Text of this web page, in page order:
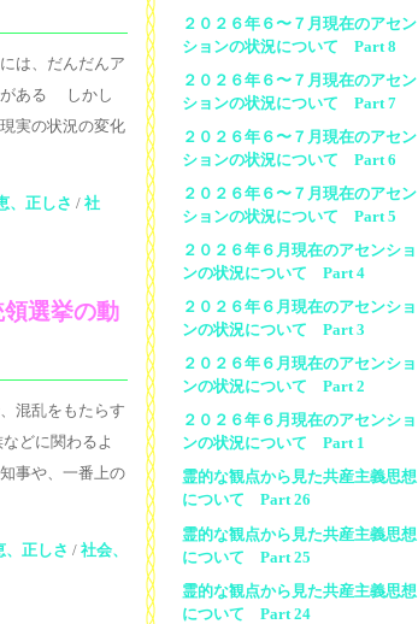
は、だんだんア
がある しかし
実の状況の変化
、正しさ / 社
選挙の動
混乱をもたらす
どに関わるよ
事や、一番上の
、正しさ / 社会、
２０２６年６〜７月現在のアセン
ションの状況について Part 8
２０２６年６〜７月現在のアセン
ションの状況について Part 7
２０２６年６〜７月現在のアセン
ションの状況について Part 6
２０２６年６〜７月現在のアセン
ションの状況について Part 5
２０２６年６月現在のアセンショ
ンの状況について Part 4
２０２６年６月現在のアセンショ
ンの状況について Part 3
２０２６年６月現在のアセンショ
ンの状況について Part 2
２０２６年６月現在のアセンショ
ンの状況について Part 1
霊的な観点から見た共産主義思想
について Part 26
霊的な観点から見た共産主義思想
について Part 25
霊的な観点から見た共産主義思想
について Part 24